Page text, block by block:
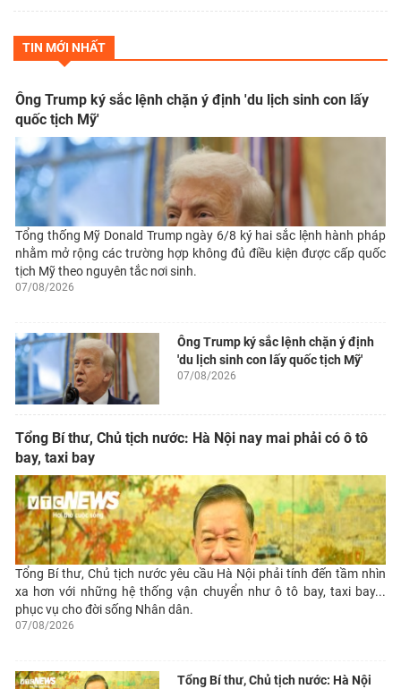
TIN MỚI NHẤT
Ông Trump ký sắc lệnh chặn ý định 'du lịch sinh con lấy
quốc tịch Mỹ'
Tổng thống Mỹ Donald Trump ngày 6/8 ký hai sắc lệnh hành pháp
nhằm mở rộng các trường hợp không đủ điều kiện được cấp quốc
tịch Mỹ theo nguyên tắc nơi sinh.
07/08/2026
Ông Trump ký sắc lệnh chặn ý định
'du lịch sinh con lấy quốc tịch Mỹ'
07/08/2026
Tổng Bí thư, Chủ tịch nước: Hà Nội nay mai phải có ô tô
bay, taxi bay
Tổng Bí thư, Chủ tịch nước yêu cầu Hà Nội phải tính đến tầm nhìn
xa hơn với những hệ thống vận chuyển như ô tô bay, taxi bay...
phục vụ cho đời sống Nhân dân.
07/08/2026
Tổng Bí thư, Chủ tịch nước: Hà Nội